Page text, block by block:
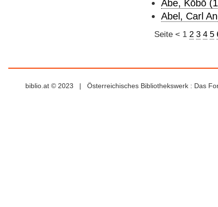
Abe, Kōbō
Abel, Carl
Seite < 1 2 3 4 5
biblio.at © 2023 | Österreichisches Bibliothekswerk : Das